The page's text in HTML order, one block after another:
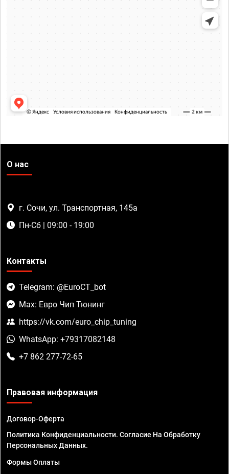
О нас
г. Сочи, ул. Транспортная, 145а
Пн-Сб | 09:00 - 19:00
Контакты
Telegram: @EuroCT_bot
Max: Евро Чип Тюнинг
https://vk.com/euro_chip_tuning
WhatsApp: +79317082148
+7 862 277-72-65
Правовая информация
Договор-Оферта
Политика Конфиденциальности. Согласие На Обработку
Персональных Данных.
Формы Оплаты